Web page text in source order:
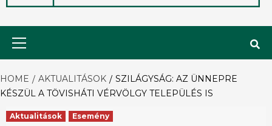
Szilágysági
Szó
HOME AKTUALITÁSOK
SZILÁGYSÁG: AZ ÜNNEPRE
KÉSZÜL A TÖVISHÁTI VÉRVÖLGY TELEPÜLÉS IS
Aktualitások Esemény